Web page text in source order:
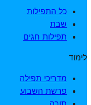
כל התפילות
שבת
תפילות חגים
לימוד
מדריכי תפילה
פרשת השבוע